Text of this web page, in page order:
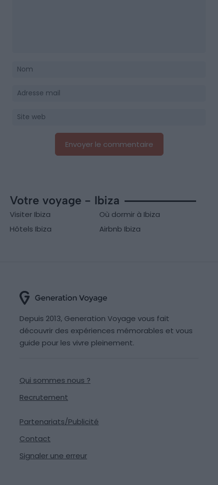
Votre voyage - Ibiza
Visiter Ibiza
Où dormir à Ibiza
Hôtels Ibiza
Airbnb Ibiza
Depuis 2013, Generation Voyage vous fait
découvrir des expériences mémorables et vous
guide pour les vivre pleinement.
Qui sommes nous ?
Recrutement
Partenariats/Publicité
Contact
Signaler une erreur